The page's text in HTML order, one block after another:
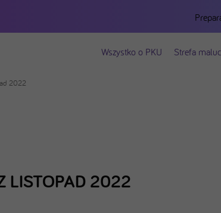
Wszystko o PKU Strefa
2022
LISTOPAD 2022